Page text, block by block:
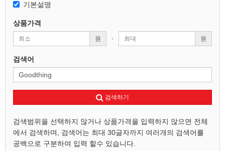
기본설명
상품가격
원 - 원
검색어
검색하기
검색범위을 선택하지 않거나 상품가격을 입력하지 않으면 전체
에서 검색하며, 검색어는 최대 30글자까지 여러개의 검색어를
공백으로 구분하여 입력 할수 있습니다.